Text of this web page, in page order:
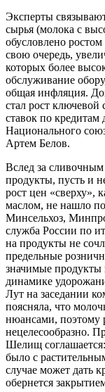
Эксперты
сырья (молока с
обусловлено
свою очередь,
которых более
обслуживание
общая инфляция.
стал рост ключевой
ставок по кредитам
Национального
Артем Белов.
Вслед за
продукты, пусть и
рост цен «сверху»,
маслом, не нашло
Минсельхоз,
служба России по
на продукты не
предельные
значимые продукты
динамике
Лут на заседании
поясняла, что
нюансами, поэтому
нецелесообразно.
Шелищ
было с
случае может дать
обернется